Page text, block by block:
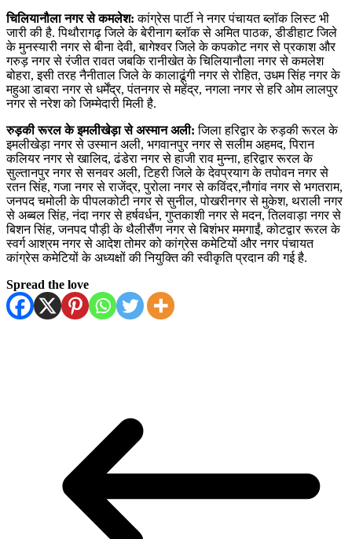
चिलियानौला नगर से कमलेश: कांग्रेस पार्टी ने नगर पंचायत ब्लॉक लिस्ट भी
जारी की है. पिथौरागढ़ जिले के बेरीनाग ब्लॉक से अमित पाठक, डीडीहाट जिले
के मुनस्यारी नगर से बीना देवी, बागेश्वर जिले के कपकोट नगर से प्रकाश और
गरुड़ नगर से रंजीत रावत जबकि रानीखेत के चिलियानौला नगर से कमलेश
बोहरा, इसी तरह नैनीताल जिले के कालाढूंगी नगर से रोहित, उधम सिंह नगर के
महुआ डाबरा नगर से धर्मेंद्र, पंतनगर से महेंद्र, नगला नगर से हरि ओम लालपुर
नगर से नरेश को जिम्मेदारी मिली है.
रुड़की रूरल के इमलीखेड़ा से अस्मान अली: जिला हरिद्वार के रुड़की रूरल के
इमलीखेड़ा नगर से उस्मान अली, भगवानपुर नगर से सलीम अहमद, पिरान
कलियर नगर से खालिद, ढंडेरा नगर से हाजी राव मुन्ना, हरिद्वार रूरल के
सुल्तानपुर नगर से सनवर अली, टिहरी जिले के देवप्रयाग के तपोवन नगर से
रतन सिंह, गजा नगर से राजेंद्र, पुरोला नगर से कविंदर,नौगांव नगर से भगतराम,
जनपद चमोली के पीपलकोटी नगर से सुनील, पोखरीनगर से मुकेश, थराली नगर
से अब्बल सिंह, नंदा नगर से हर्षवर्धन, गुप्तकाशी नगर से मदन, तिलवाड़ा नगर से
बिशन सिंह, जनपद पौड़ी के थैलीसैंण नगर से बिशंभर ममगाईं, कोटद्वार रूरल के
स्वर्ग आश्रम नगर से आदेश तोमर को कांग्रेस कमेटियों और नगर पंचायत
कांग्रेस कमेटियों के अध्यक्षों की नियुक्ति की स्वीकृति प्रदान की गई है.
Spread the love